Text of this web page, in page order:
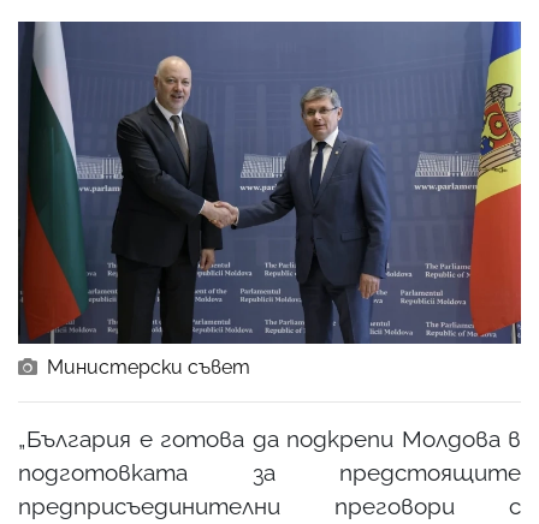
Министерски съвет
„България е готова да подкрепи Молдова в
подготовката за предстоящите
предприсъединителни преговори с